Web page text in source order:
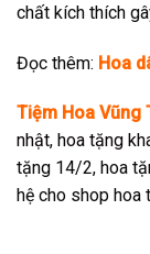
chất kích thích
Đọc thêm: Hoa
Tiệm Hoa Vũng
nhật, hoa tặng
tặng 14/2, hoa
hệ cho shop hoa